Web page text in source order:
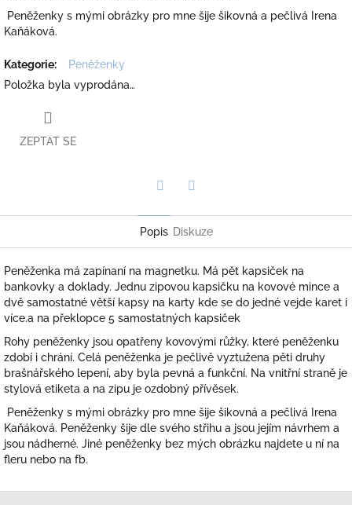
Peněženky s mými obrázky pro mne šije šikovná a pečlivá Irena
Kaňáková.
Kategorie:
Peněženky
Položka byla vyprodána…
ZEPTAT SE
Popis Diskuze
Peněženka má zapínaní na magnetku. Má pět kapsiček na
bankovky a doklady. Jednu zipovou kapsičku na kovové mince a
dvě samostatné větší kapsy na karty kde se do jedné vejde karet i
více.a na překlopce 5 samostatných kapsiček
Rohy peněženky jsou opatřeny kovovými růžky, které peněženku
zdobí i chrání. Celá peněženka je pečlivě vyztužena pěti druhy
brašnářského lepení, aby byla pevná a funkční. Na vnitřní straně je
stylová etiketa a na zipu je ozdobný přívěsek.
Peněženky s mými obrázky pro mne šije šikovná a pečlivá Irena
Kaňáková. Peněženky šije dle svého střihu a jsou jejím návrhem a
jsou nádherné. Jiné peněženky bez mých obrázku najdete u ní na
fleru nebo na fb.